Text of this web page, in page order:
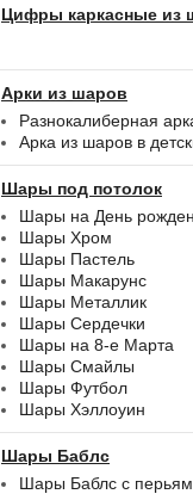
Цифры каркасные из
Арки из шаров
Разнокалиберная
Арка из шаров в
Шары под потолок
Шары на День
Шары Хром
Шары Пастель
Шары Макарунс
Шары Металлик
Шары Сердечки
Шары на 8-е Марта
Шары Смайлы
Шары Футбол
Шары Хэллоуин
Шары Баблс
Шары Баблс с